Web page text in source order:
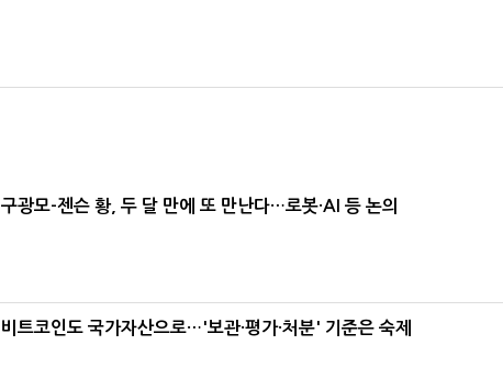
구광모-젠슨 황, 두 달 만에 또 만난다…로봇·AI 등 논의
비트코인도 국가자산으로…'보관·평가·처분' 기준은 숙제